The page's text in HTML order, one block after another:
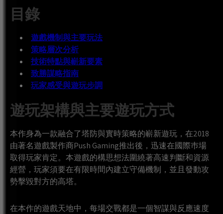
目錄
遊戲機制與主要玩法
策略層次分析
技術特點與嶄新要素
致勝謀略指南
玩家感受與遊玩步調
遊玩架構與主要遊玩方式
本作身為一款融合了塔防與實時策略的嶄新遊玩，在2018
由著名遊戲製作商Push Gaming推出後，迅速在國際巿場
取得玩家肯定。本遊戲的構思想法圍繞著高速判斷和資源
經營，玩家須要在有限時間內建立守備機制，並且發動攻
勢擊毀對方的高塔。
在本作的遊戲天地中，每場交戰都是一個智謀與反應速度